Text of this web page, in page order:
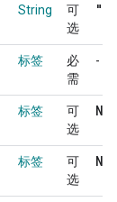
String
可
选
""
标签
必
需
-
标签
可
选
标签
可
选